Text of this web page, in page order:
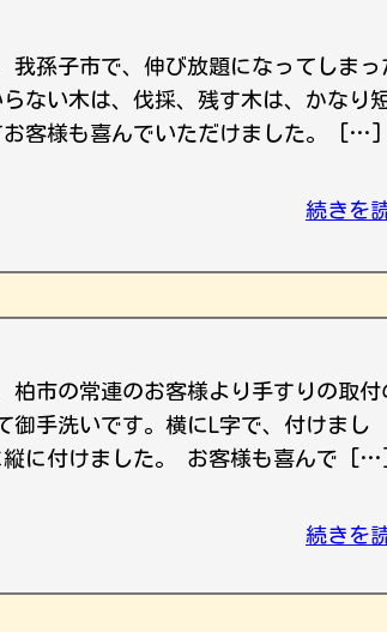
孫子市で、伸び放題になってしまっ
ない木は、伐採、残す木は、かなり
客様も喜んでいただけました。 […]
続きを
市の常連のお客様より手すりの取付
手洗いです。横にL字で、付けまし
縦に付けました。 お客様も喜んで […]
続きを